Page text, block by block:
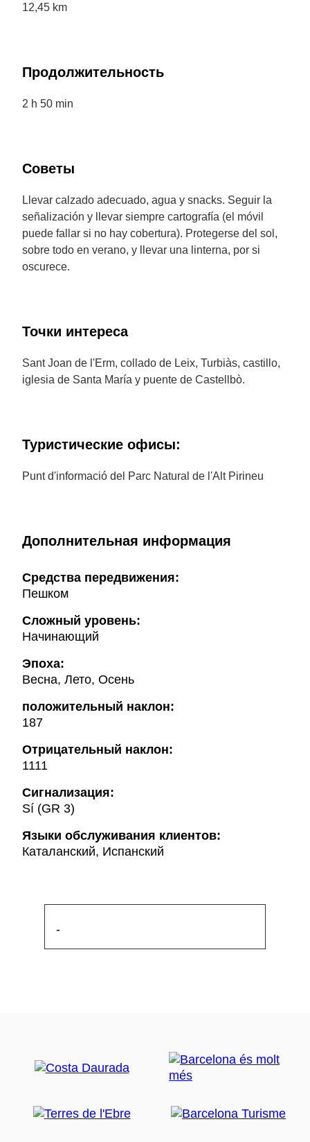
12,45 km
Продолжительность
2 h 50 min
Советы
Llevar calzado adecuado, agua y snacks. Seguir la
señalización y llevar siempre cartografía (el móvil
puede fallar si no hay cobertura). Protegerse del sol,
sobre todo en verano, y llevar una linterna, por si
oscurece.
Точки интереса
Sant Joan de l'Erm, collado de Leix, Turbiàs, castillo,
iglesia de Santa María y puente de Castellbò.
Туристические офисы:
Punt d'informació del Parc Natural de l'Alt Pirineu
Дополнительная информация
Cредства передвижения:
Пешком
Сложный уровень:
Начинающий
Эпоха:
Весна, Лето, Осень
положительный наклон:
187
Oтрицательный наклон:
1111
Сигнализация:
Sí (GR 3)
Языки обслуживания клиентов:
Каталанский, Испанский
-